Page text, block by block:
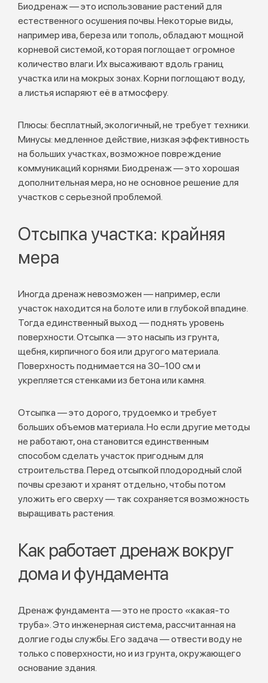
Биодренаж — это использование растений для
естественного осушения почвы. Некоторые виды,
например ива, береза или тополь, обладают мощной
корневой системой, которая поглощает огромное
количество влаги. Их высаживают вдоль границ
участка или на мокрых зонах. Корни поглощают воду,
а листья испаряют её в атмосферу.
Плюсы: бесплатный, экологичный, не требует техники.
Минусы: медленное действие, низкая эффективность
на больших участках, возможное повреждение
коммуникаций корнями. Биодренаж — это хорошая
дополнительная мера, но не основное решение для
участков с серьезной проблемой.
Отсыпка участка: крайняя
мера
Иногда дренаж невозможен — например, если
участок находится на болоте или в глубокой впадине.
Тогда единственный выход — поднять уровень
поверхности. Отсыпка — это насыпь из грунта,
щебня, кирпичного боя или другого материала.
Поверхность поднимается на 30–100 см и
укрепляется стенками из бетона или камня.
Отсыпка — это дорого, трудоемко и требует
больших объемов материала. Но если другие методы
не работают, она становится единственным
способом сделать участок пригодным для
строительства. Перед отсыпкой плодородный слой
почвы срезают и хранят отдельно, чтобы потом
уложить его сверху — так сохраняется возможность
выращивать растения.
Как работает дренаж вокруг
дома и фундамента
Дренаж фундамента — это не просто «какая-то
труба». Это инженерная система, рассчитанная на
долгие годы службы. Его задача — отвести воду не
только с поверхности, но и из грунта, окружающего
основание здания.